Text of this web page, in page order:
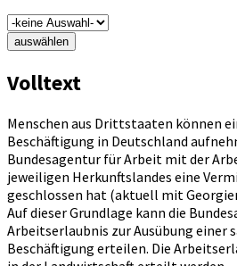
auswählen
Volltext
Menschen aus Drittstaaten können
Beschäftigung in Deutschland
Bundesagentur für Arbeit mit der
jeweiligen Herkunftslandes eine
geschlossen hat (aktuell mit
Auf dieser Grundlage kann die
Arbeitserlaubnis zur Ausübung einer
Beschäftigung erteilen. Die